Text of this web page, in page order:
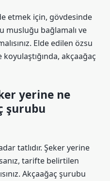
etmek için, gövdesinde
musluğu bağlamalı ve
Elde edilen özsu
akçaağaç
yerine ne
şurubu
tatlıdır. Şeker yerine
tarifte belirtilen
Akçaağaç şurubu